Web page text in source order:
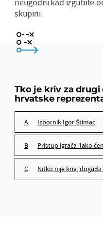
neugodni kad izgubite
skupini.
Tko je kriv za drugi
hrvatske
izbornik Igor Štimac
pristup igrača 'lako
nitko nije kriv,